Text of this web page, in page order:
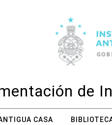
de
CASA